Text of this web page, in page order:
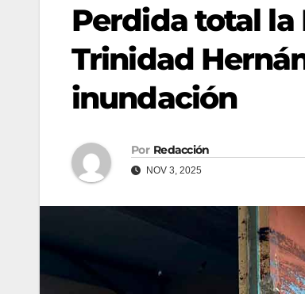
Perdida total la
Trinidad
inundación
Por Redacción
NOV 3, 2025